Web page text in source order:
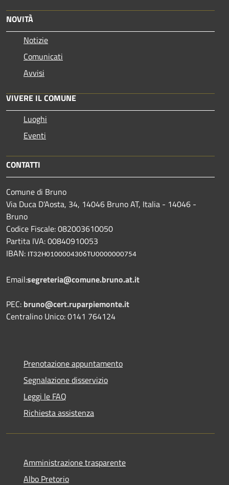
NOVITÀ
Notizie
Comunicati
Avvisi
VIVERE IL COMUNE
Luoghi
Eventi
CONTATTI
Comune di Bruno
Via Duca D'Aosta, 34, 14046 Bruno AT, Italia - 14046 -
Bruno
Codice Fiscale: 082003610050
Partita IVA: 00840910053
IBAN: IT32H0100004306TU0000000754
Email:segreteria@comune.bruno.at.it
PEC: bruno@cert.ruparpiemonte.it
Centralino Unico: 0141 764124
Prenotazione appuntamento
Segnalazione disservizio
Leggi le FAQ
Richiesta assistenza
Amministrazione trasparente
Albo Pretorio